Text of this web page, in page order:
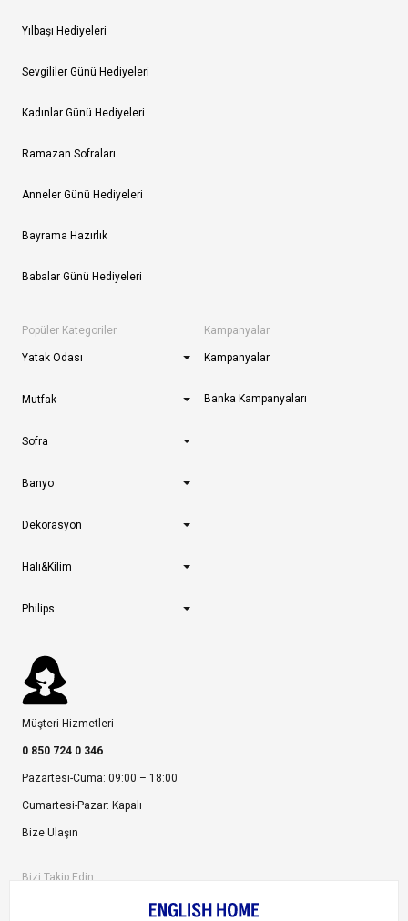
Yılbaşı Hediyeleri
Sevgililer Günü Hediyeleri
Kadınlar Günü Hediyeleri
Ramazan Sofraları
Anneler Günü Hediyeleri
Bayrama Hazırlık
Babalar Günü Hediyeleri
Popüler Kategoriler
Yatak Odası
Mutfak
Sofra
Banyo
Dekorasyon
Halı&Kilim
Philips
Kampanyalar
Kampanyalar
Banka Kampanyaları
Müşteri Hizmetleri
0 850 724 0 346
Pazartesi-Cuma: 09:00 – 18:00
Cumartesi-Pazar: Kapalı
Bize Ulaşın
Bizi Takip Edin